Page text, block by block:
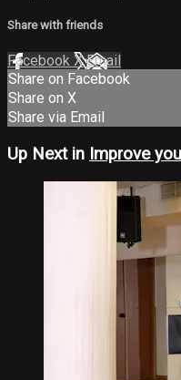
Share with friends
Facebook XEmail
Share on Facebook
Share on X
Share via Email
Up Next in Improve